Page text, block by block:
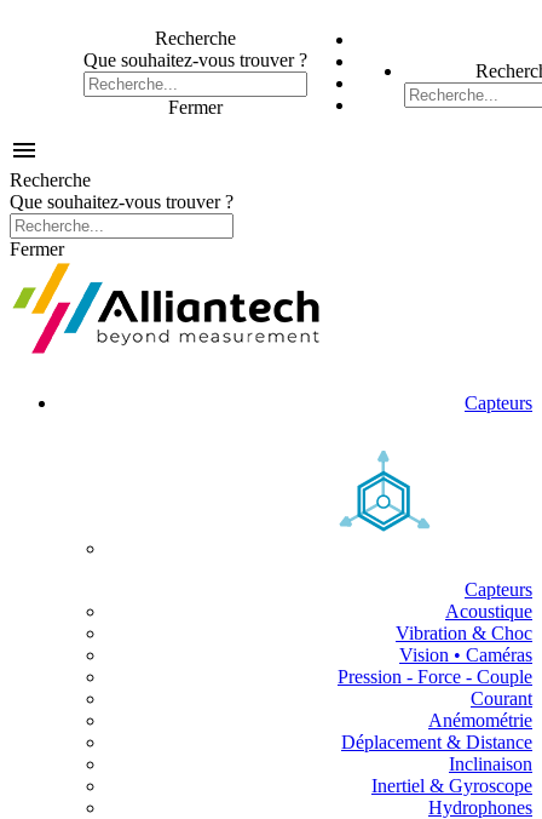
Recherche
Que souhaitez-vous trouver ?
Fermer

Recherche
Que souhaitez-vous trouver ?
Fermer
Capteurs
Capteurs
Acoustique
Vibration & Choc
Vision • Caméras
Pression - Force - Couple
Courant
Anémométrie
Déplacement & Distance
Inclinaison
Inertiel & Gyroscope
Hydrophones